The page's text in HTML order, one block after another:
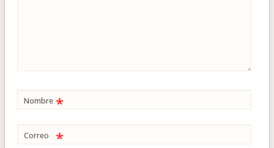
Nombre *
Correo *